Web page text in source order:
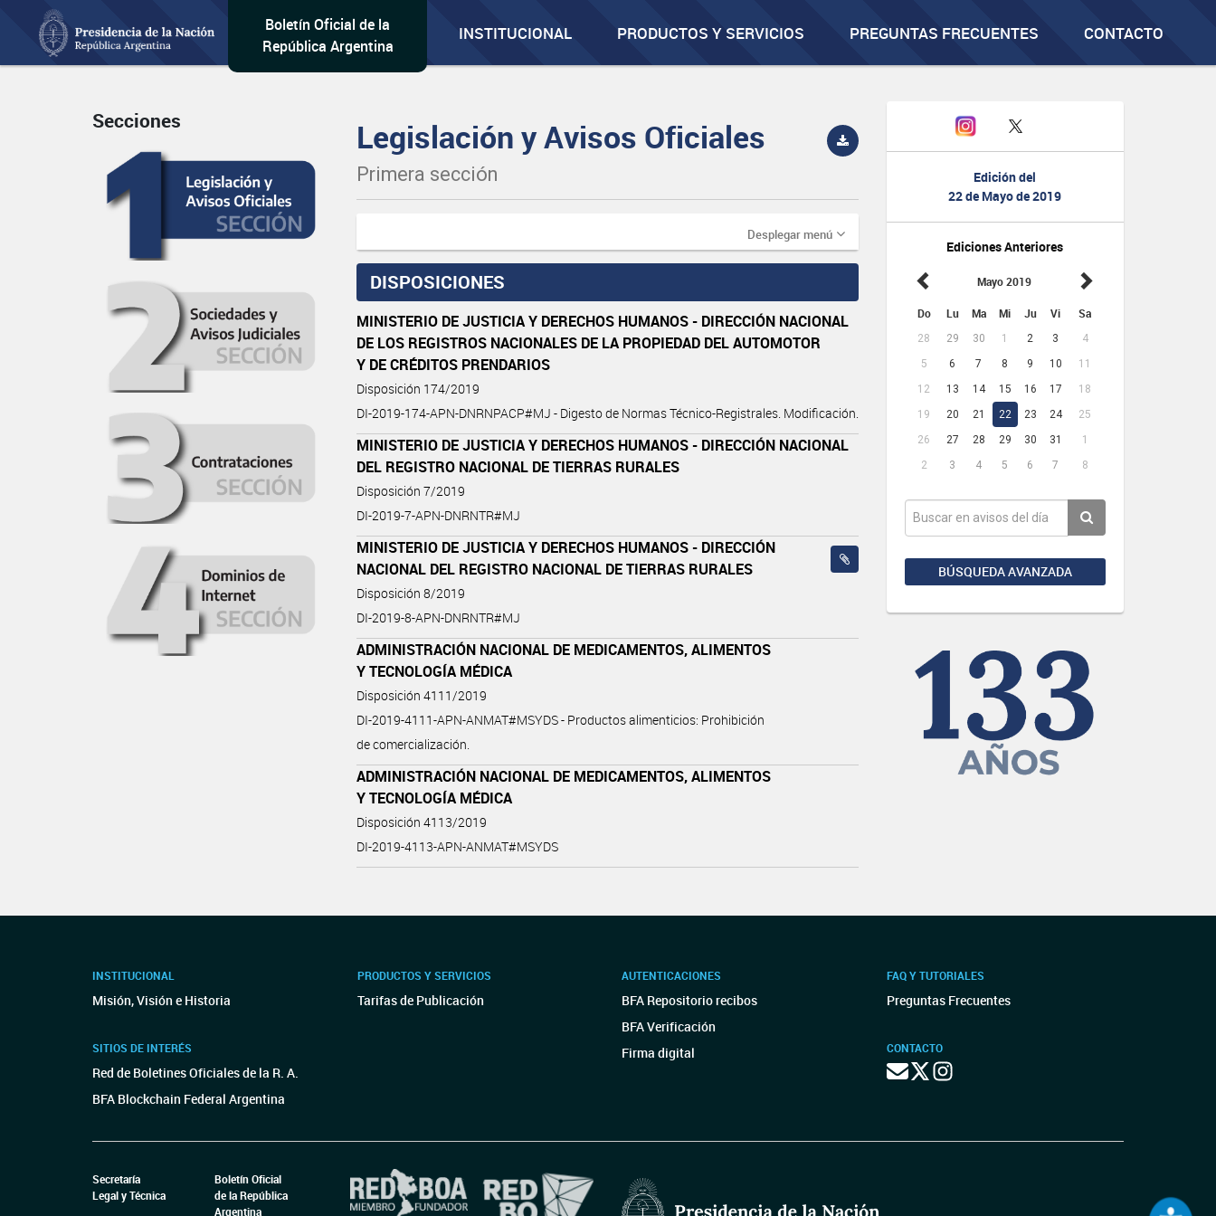
Boletín Oficial de la
República Argentina
INSTITUCIONAL PRODUCTOS Y SERVICIOS PREGUNTAS FRECUENTES CONTACTO
Edición del
22 de Mayo de 2019
Ediciones Anteriores
Mayo 2019
Do Lu Ma Mi Ju Vi Sa
28 29 30 1 2 3
4
5
6 7 8 9 10
11
12
13 14 15 16 17
18
19
20 21 22 23 24
25
26
27 28 29 30 31
1
2
3 4 5 6 7 8
BÚSQUEDA AVANZADA
Secciones Legislación y Avisos Oficiales
Primera sección
Desplegar menú
DISPOSICIONES
MINISTERIO DE JUSTICIA Y DERECHOS HUMANOS - DIRECCIÓN NACIONAL
DE LOS REGISTROS NACIONALES DE LA PROPIEDAD DEL AUTOMOTOR
Y DE CRÉDITOS PRENDARIOS
Disposición 174/2019
DI-2019-174-APN-DNRNPACP#MJ - Digesto de Normas Técnico-Registrales. Modificación.
MINISTERIO DE JUSTICIA Y DERECHOS HUMANOS - DIRECCIÓN NACIONAL
DEL REGISTRO NACIONAL DE TIERRAS RURALES
Disposición 7/2019
DI-2019-7-APN-DNRNTR#MJ
MINISTERIO DE JUSTICIA Y DERECHOS HUMANOS - DIRECCIÓN
NACIONAL DEL REGISTRO NACIONAL DE TIERRAS RURALES
Disposición 8/2019
DI-2019-8-APN-DNRNTR#MJ
ADMINISTRACIÓN NACIONAL DE MEDICAMENTOS, ALIMENTOS
Y TECNOLOGÍA MÉDICA
Disposición 4111/2019
DI-2019-4111-APN-ANMAT#MSYDS - Productos alimenticios: Prohibición
de comercialización.
ADMINISTRACIÓN NACIONAL DE MEDICAMENTOS, ALIMENTOS
Y TECNOLOGÍA MÉDICA
Disposición 4113/2019
DI-2019-4113-APN-ANMAT#MSYDS
INSTITUCIONAL
Misión, Visión e Historia
SITIOS DE INTERÉS
Red de Boletines Oficiales de la R. A.
BFA Blockchain Federal Argentina
PRODUCTOS Y SERVICIOS
Tarifas de Publicación
AUTENTICACIONES
BFA Repositorio recibos
BFA Verificación
Firma digital
FAQ Y TUTORIALES
Preguntas Frecuentes
CONTACTO
Secretaría
Legal y Técnica
Boletín Oficial
de la República
Argentina